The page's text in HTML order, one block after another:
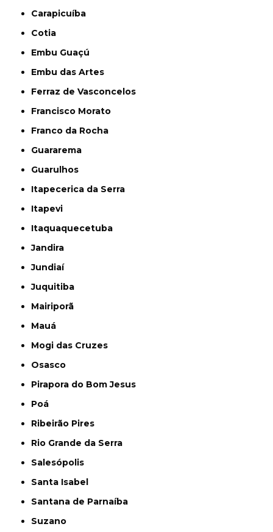
Carapicuíba
Cotia
Embu Guaçú
Embu das Artes
Ferraz de Vasconcelos
Francisco Morato
Franco da Rocha
Guararema
Guarulhos
Itapecerica da Serra
Itapevi
Itaquaquecetuba
Jandira
Jundiaí
Juquitiba
Mairiporã
Mauá
Mogi das Cruzes
Osasco
Pirapora do Bom Jesus
Poá
Ribeirão Pires
Rio Grande da Serra
Salesópolis
Santa Isabel
Santana de Parnaíba
Suzano